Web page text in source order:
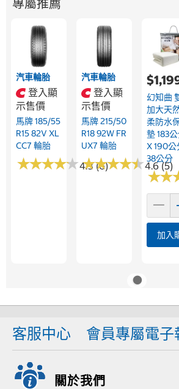
專屬推薦
汽車輪胎
登入顯
示售價
馬牌 185/55
R15 82V XL
CC7 輪胎
★★★★★
★★★★★4.3 (6)
汽車輪胎
登入顯
示售價
馬牌 215/50
R18 92W FR
UX7 輪胎
★★★★★
★★★★★4.6 (5)
幻知曲
加大天
柔防水
墊 183
X 190公
38公分
★★
★★
加入
客服中心 會員專屬電子
關於我們